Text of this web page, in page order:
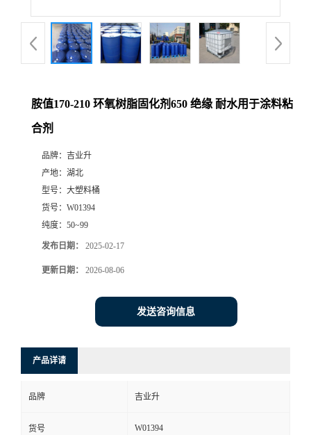
胺值170-210 环氧树脂固化剂650 绝缘 耐水用于涂料粘
合剂
品牌： 吉业升
产地： 湖北
型号： 大塑料桶
货号： W01394
纯度： 50~99
发布日期： 2025-02-17
更新日期： 2026-08-06
发送咨询信息
产品详请
品牌 吉业升
货号 W01394